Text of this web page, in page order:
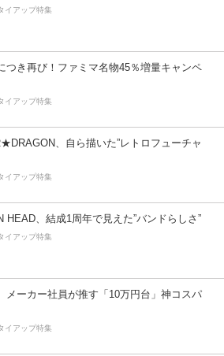
イアップ特集
つき再び！ファミマ名物45％増量キャンペ
イアップ特集
、自ら描いた”レトロフューチャ
イアップ特集
HEAD、結成1周年で見えた”バンドらしさ”
イアップ特集
メーカー社員が推す「10万円台」神コスパ
イアップ特集